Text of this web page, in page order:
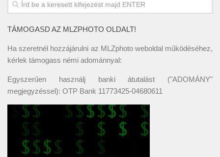
TÁMOGASD AZ MLZPHOTO OLDALT!
Ha szeretnél hozzájárulni az MLZphoto weboldal működéséhez,
kérlek támogass némi adománnyal:
Egyszerűen használj banki átutalást ("ADOMÁNY"
megjegyzéssel): OTP Bank 11773425-04680611